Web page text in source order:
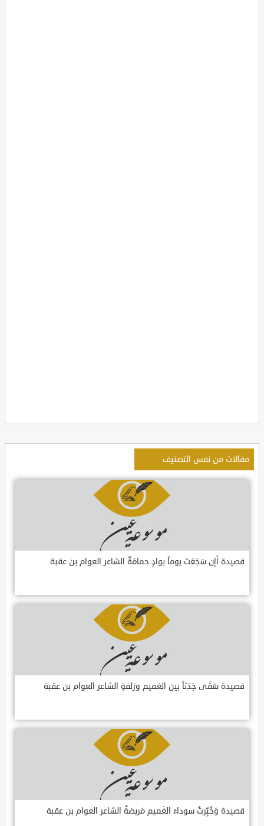
مقالات من نفس التصنيف
قصيدة أإن سَجَعَت يوماً بوادٍ حمامَةٌ الشاعر العوام بن عقبة
قصيدة سَقَى جَدَثاً بين الغميم وزلفةٍ الشاعر العوام بن عقبة
قصيدة وَخُبِّرتُ سوداءَ الغَميم مَريضةٌ الشاعر العوام بن عقبة